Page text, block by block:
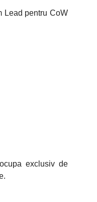
Lead pentru CoW
exclusiv de